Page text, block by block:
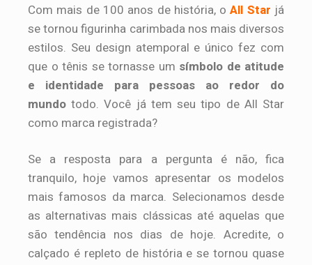
Com mais de 100 anos de história, o All Star já
se tornou figurinha carimbada nos mais diversos
estilos. Seu design atemporal e único fez com
que o tênis se tornasse um símbolo de atitude
e identidade para pessoas ao redor do
mundo todo. Você já tem seu tipo de All Star
como marca registrada?
Se a resposta para a pergunta é não, fica
tranquilo, hoje vamos apresentar os modelos
mais famosos da marca. Selecionamos desde
as alternativas mais clássicas até aquelas que
são tendência nos dias de hoje. Acredite, o
calçado é repleto de história e se tornou quase